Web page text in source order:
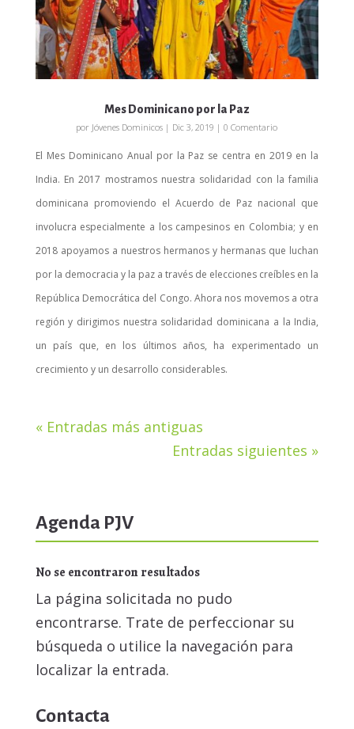
Mes Dominicano por la Paz
por Jóvenes Dominicos | Dic 3, 2019 | 0 Comentario
El Mes Dominicano Anual por la Paz se centra en 2019 en la
India. En 2017 mostramos nuestra solidaridad con la familia
dominicana promoviendo el Acuerdo de Paz nacional que
involucra especialmente a los campesinos en Colombia; y en
2018 apoyamos a nuestros hermanos y hermanas que luchan
por la democracia y la paz a través de elecciones creíbles en la
República Democrática del Congo. Ahora nos movemos a otra
región y dirigimos nuestra solidaridad dominicana a la India,
un país que, en los últimos años, ha experimentado un
crecimiento y un desarrollo considerables.
« Entradas más antiguas
Entradas siguientes »
Agenda PJV
No se encontraron resultados
La página solicitada no pudo
encontrarse. Trate de perfeccionar su
búsqueda o utilice la navegación para
localizar la entrada.
Contacta